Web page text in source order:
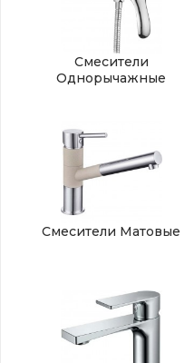
Смесители
Однорычажные
Смесители Матовые